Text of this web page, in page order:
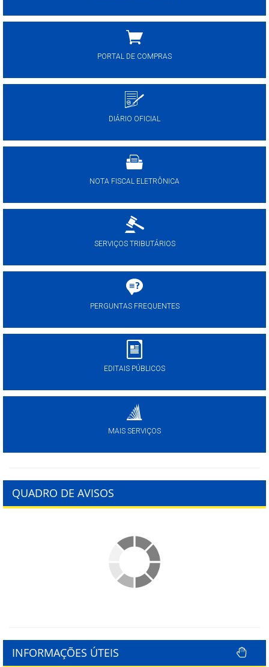
PORTAL DE COMPRAS
DIÁRIO OFICIAL
NOTA FISCAL ELETRÔNICA
SERVIÇOS TRIBUTÁRIOS
PERGUNTAS FREQUENTES
EDITAIS PÚBLICOS
MAIS SERVIÇOS
QUADRO DE AVISOS
INFORMAÇÕES ÚTEIS